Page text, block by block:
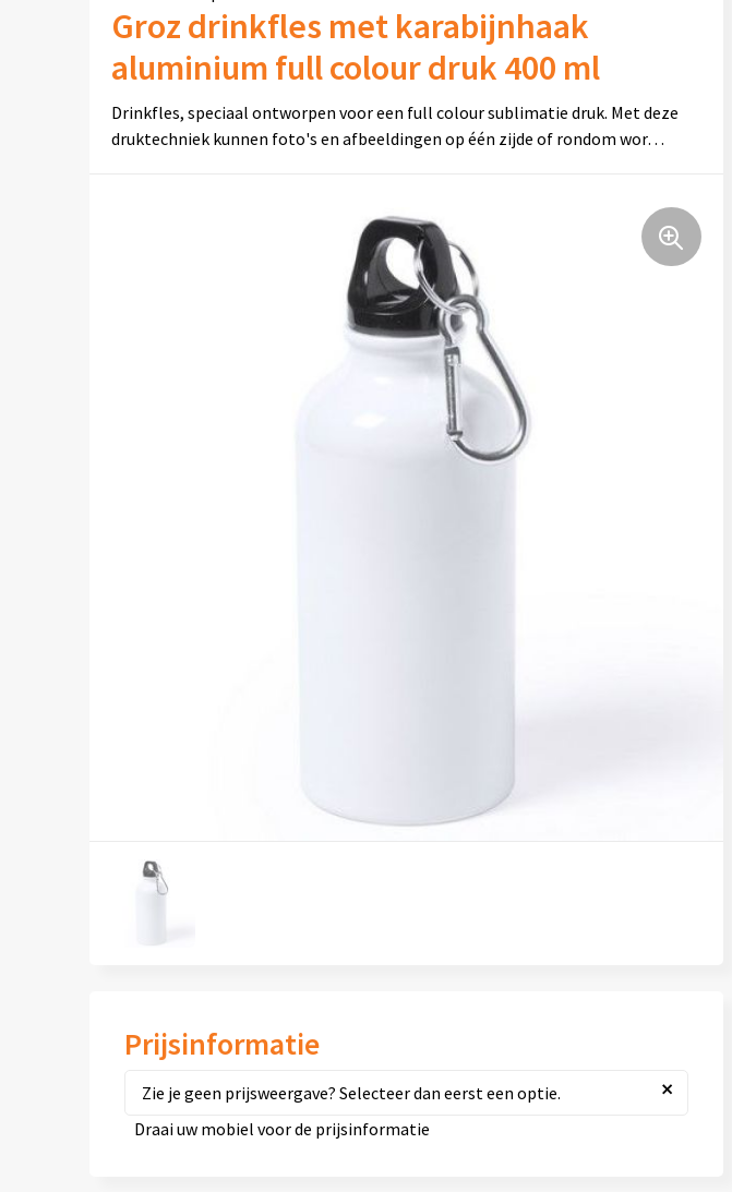
Groz drinkfles met karabijnhaak
aluminium full colour druk 400 ml
Drinkfles, speciaal ontworpen voor een full colour sublimatie druk. Met deze
druktechniek kunnen foto's en afbeeldingen op één zijde of rondom wor…
Prijsinformatie
Zie je geen prijsweergave? Selecteer dan eerst een optie. ×
Draai uw mobiel voor de prijsinformatie